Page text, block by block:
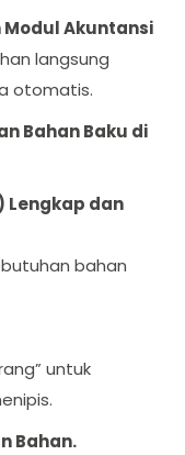
Akuntansi
langsung
otomatis.
Bahan Baku di
Lengkap dan
bahan
untuk
Bahan.